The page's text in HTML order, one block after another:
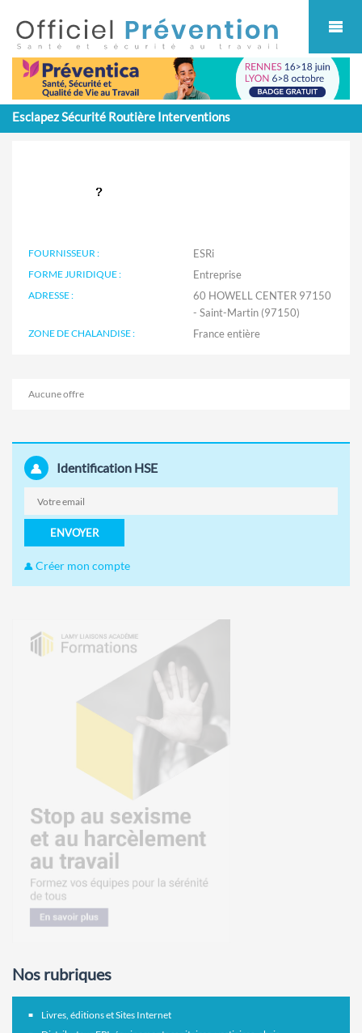
Esclapez Sécurité Routière Interventions
FOURNISSEUR : ESRi
FORME JURIDIQUE : Entreprise
ADRESSE :
60 HOWELL CENTER 97150
- Saint-Martin (97150)
ZONE DE CHALANDISE :
Aucune offre
Identification HSE
ENVOYER
Créer mon compte
Nos rubriques
Livres, éditions et Sites Internet